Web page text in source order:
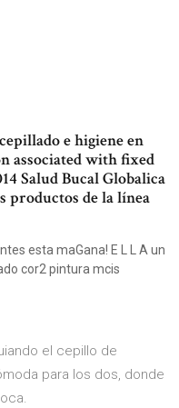
e higiene en
associated with fixed
Salud Bucal Globalica
productos de la línea
esta maGana! E L L A un
cor2 pintura mcis
el cepillo de
para los dos, donde